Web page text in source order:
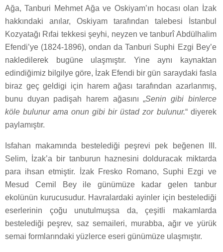
Ağa, Tanburi Mehmet Ağa ve Oskiyam’ın hocası olan İzak
hakkındaki anılar, Oskiyam tarafından talebesi İstanbul
Kozyatağı Rıfai tekkesi şeyhi, neyzen ve tanburî Abdülhalim
Efendi’ye (1824-1896), ondan da Tanburi Suphi Ezgi Bey’e
nakledilerek bugüne ulaşmıştır. Yine aynı kaynaktan
edindiğimiz bilgilye göre, İzak Efendi bir gün saraydaki fasla
biraz geç geldigi için harem ağası tarafından azarlanmış,
bunu duyan padişah harem ağasını „Senin gibi binlerce
köle bulunur ama onun gibi bir üstad zor bulunur.“ diyerek
paylamıştır.
Isfahan makamında bestelediği peşrevi pek beğenen III.
Selim, İzak’a bir tanburun haznesini dolduracak miktarda
para ihsan etmiştir. İzak Fresko Romano, Suphi Ezgi ve
Mesud Cemil Bey ile günümüze kadar gelen tanbur
ekolünün kurucusudur. Havralardaki ayinler için bestelediği
eserlerinin çoğu unutulmuşsa da, çeşitli makamlarda
bestelediği peşrev, saz semaileri, murabba, ağır ve yürük
semai formlarındaki yüzlerce eseri günümüze ulaşmıştır.